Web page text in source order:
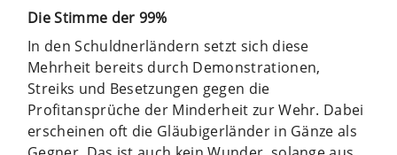
Die Stimme der 99%
In den Schuldnerländern setzt sich diese
Mehrheit bereits durch Demonstrationen,
Streiks und Besetzungen gegen die
Profitansprüche der Minderheit zur Wehr. Dabei
erscheinen oft die Gläubigerländer in Gänze als